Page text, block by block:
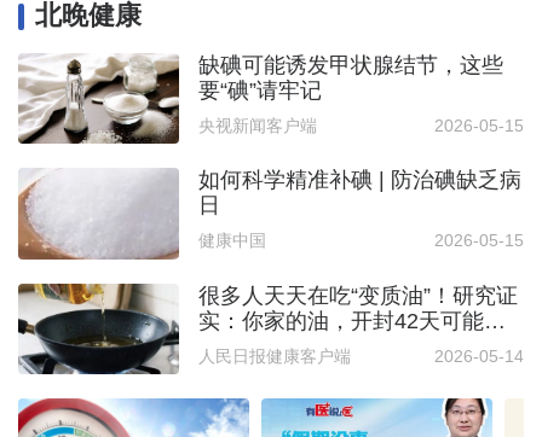
北晚健康
缺碘可能诱发甲状腺结节，这些
要“碘”请牢记
央视新闻客户端 2026-05-15
如何科学精准补碘 | 防治碘缺乏病
日
健康中国 2026-05-15
很多人天天在吃“变质油”！研究证
实：你家的油，开封42天可能
就“坏”了
人民日报健康客户端 2026-05-14